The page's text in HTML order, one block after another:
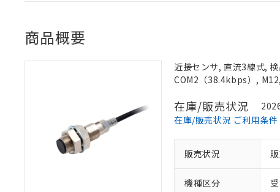
商品概要
近接センサ, 直流3線式,
COM2（38.4kbps）,
在庫/販売状況
在庫/販売状況 ご利用条件
販売状況
機種区分